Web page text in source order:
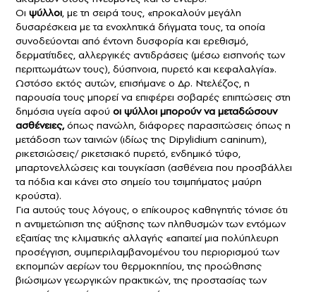
Οι ψύλλοι, με τη σειρά τους, «προκαλούν μεγάλη
δυσαρέσκεια με τα ενοχλητικά δήγματα τους, τα οποία
συνοδεύονται από έντονη δυσφορία και ερεθισμό,
δερματίτιδες, αλλεργικές αντιδράσεις (μέσω εισπνοής των
περιττωμάτων τους), δύσπνοια, πυρετό και κεφαλαλγία».
Ωστόσο εκτός αυτών, επισήμανε ο Δρ. Ντελέζος, η
παρουσία τους μπορεί να επιφέρει σοβαρές επιπτώσεις στη
δημόσια υγεία αφού οι ψύλλοι μπορούν να μεταδώσουν
ασθένειες,όπως πανώλη, διάφορες παρασιτώσεις όπως η
μετάδοση των ταινιών (ιδίως της Dipylidium caninum),
ρικετσιώσεις/ ρικετσιακό πυρετό, ενδημικό τύφο,
μπαρτονελλώσεις και τουγκίαση (ασθένεια που προσβάλλει
τα πόδια και κάνει στο σημείο του τσιμπήματος μαύρη
κρούστα).
Για αυτούς τους λόγους, ο επίκουρος καθηγητής τόνισε ότι
η αντιμετώπιση της αύξησης των πληθυσμών των εντόμων
εξαιτίας της κλιματικής αλλαγής «απαιτεί μια πολύπλευρη
προσέγγιση, συμπεριλαμβανομένου του περιορισμού των
εκπομπών αερίων του θερμοκηπίου, της προώθησης
βιώσιμων γεωργικών πρακτικών, της προστασίας των